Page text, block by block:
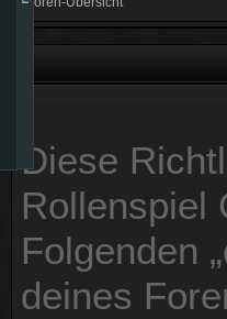
Diese
Rollenspiel
Folgenden
deines